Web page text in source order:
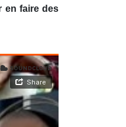
en faire des